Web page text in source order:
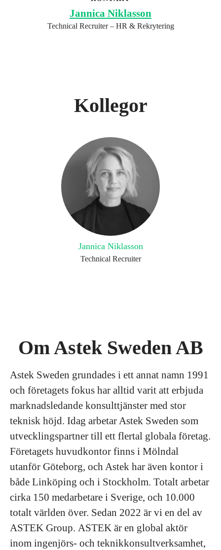
Jannica Niklasson
Technical Recruiter – HR & Rekrytering
Kollegor
Jannica Niklasson
Technical Recruiter
Om Astek Sweden AB
Astek Sweden grundades i ett annat namn 1991
och företagets fokus har alltid varit att erbjuda
marknadsledande konsulttjänster med stor
teknisk höjd. Idag arbetar Astek Sweden som
utvecklingspartner till ett flertal globala företag.
Företagets huvudkontor finns i Mölndal
utanför Göteborg, och Astek har även kontor i
både Linköping och i Stockholm. Totalt arbetar
cirka 150 medarbetare i Sverige, och 10.000
totalt världen över. Sedan 2022 är vi en del av
ASTEK Group. ASTEK är en global aktör
inom ingenjörs- och teknikkonsultverksamhet,